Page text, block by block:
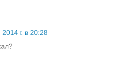
г. в 20:28